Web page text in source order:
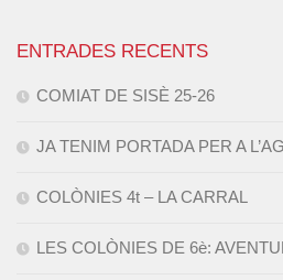
ENTRADES RECENTS
COMIAT DE SISÈ 25-26
JA TENIM PORTADA PER A
COLÒNIES 4t – LA CARRAL
LES COLÒNIES DE 6è: